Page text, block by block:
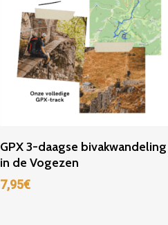
Ajouter Au Panier
GPX 3-daagse bivakwandeling
in de Vogezen
7,95€